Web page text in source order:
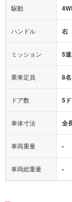
アダプティブクル
ヒルディセントコ
オートマチックハ
駆動
ハンドル 右
ミッション 5
乗車定員 8名
ドア数 5
車体寸法 全
車両重量 -
車両総重量 -